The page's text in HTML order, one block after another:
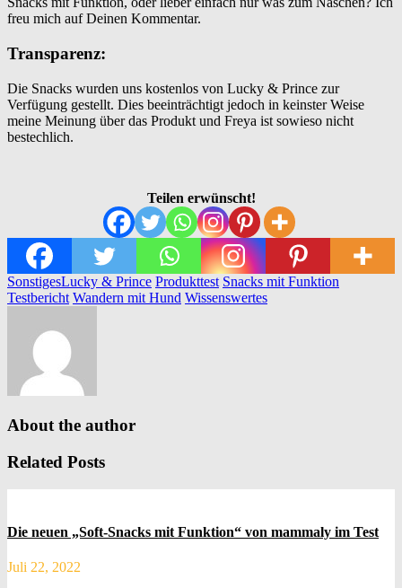
freu mich auf Deinen Kommentar.
Transparenz:
Die Snacks wurden uns kostenlos von Lucky & Prince zur
Verfügung gestellt. Dies beeinträchtigt jedoch in keinster Weise
meine Meinung über das Produkt und Freya ist sowieso nicht
bestechlich.
Teilen erwünscht!
SonstigesLucky & Prince Produkttest Snacks mit Funktion
Testbericht Wandern mit Hund Wissenswertes
About the author
Related Posts
Die neuen „Soft-Snacks mit Funktion“ von mammaly im Test
Juli 22, 2022